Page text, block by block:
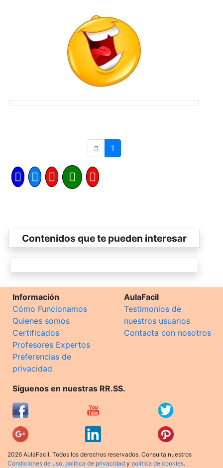
1
Contenidos que te pueden interesar
Información
Cómo Funcionamos
Quienes somos
Certificados
Profesores Expertos
Preferencias de
privacidad
AulaFacil
Testimonios de
nuestros usuarios
Contacta con nosotros
Síguenos en nuestras RR.SS.
2026 AulaFacil. Todos los derechos reservados. Consulta nuestros
Condiciones de uso, política de privacidad y política de cookies.